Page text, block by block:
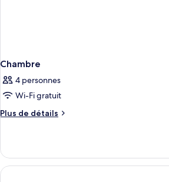
Chambre
4 personnes
Wi-Fi gratuit
Plus de détails
Plus
le
type
de